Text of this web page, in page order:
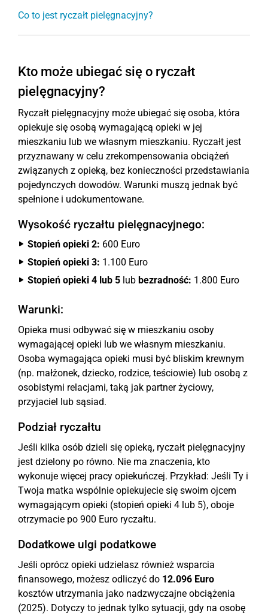
Co to jest ryczałt pielęgnacyjny?
Kto może ubiegać się o ryczałt
pielęgnacyjny?
Ryczałt pielęgnacyjny może ubiegać się osoba, która
opiekuje się osobą wymagającą opieki w jej
mieszkaniu lub we własnym mieszkaniu. Ryczałt jest
przyznawany w celu zrekompensowania obciążeń
związanych z opieką, bez konieczności przedstawiania
pojedynczych dowodów. Warunki muszą jednak być
spełnione i udokumentowane.
Wysokość ryczałtu pielęgnacyjnego:
Stopień opieki 2: 600 Euro
Stopień opieki 3: 1.100 Euro
Stopień opieki 4 lub 5 lub bezradność: 1.800 Euro
Warunki:
Opieka musi odbywać się w mieszkaniu osoby
wymagającej opieki lub we własnym mieszkaniu.
Osoba wymagająca opieki musi być bliskim krewnym
(np. małżonek, dziecko, rodzice, teściowie) lub osobą z
osobistymi relacjami, taką jak partner życiowy,
przyjaciel lub sąsiad.
Podział ryczałtu
Jeśli kilka osób dzieli się opieką, ryczałt pielęgnacyjny
jest dzielony po równo. Nie ma znaczenia, kto
wykonuje więcej pracy opiekuńczej. Przykład: Jeśli Ty i
Twoja matka wspólnie opiekujecie się swoim ojcem
wymagającym opieki (stopień opieki 4 lub 5), oboje
otrzymacie po 900 Euro ryczałtu.
Dodatkowe ulgi podatkowe
Jeśli oprócz opieki udzielasz również wsparcia
finansowego, możesz odliczyć do 12.096 Euro
kosztów utrzymania jako nadzwyczajne obciążenia
(2025). Dotyczy to jednak tylko sytuacji, gdy na osobę